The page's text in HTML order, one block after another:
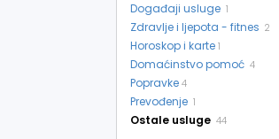
Događaji usluge 1
Zdravlje i ljepota - fitnes 2
Horoskop i karte 1
Domaćinstvo pomoć 4
Popravke 4
Prevođenje 1
Ostale usluge 44